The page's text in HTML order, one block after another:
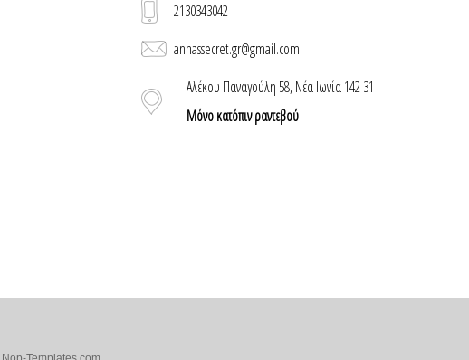
2130343042
annassecret.gr@gmail.com
Αλέκου Παναγούλη 58, Νέα Ιωνία 142 31
Μόνο κατόπιν ραντεβού